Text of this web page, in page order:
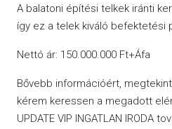
A balatoni építési telkek iránti
így ez a telek kiváló befektetési
Nettó ár: 150.000.000 Ft+Áfa
Bővebb információért,
kérem keressen a megadott
UPDATE VIP INGATLAN IRODA